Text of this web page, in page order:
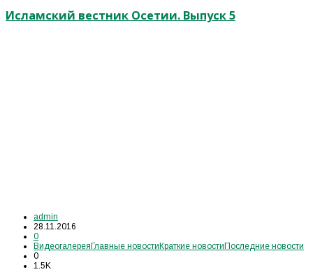
Исламский вестник Осетии. Выпуск 5
admin
28.11.2016
0
Видеогалерея Главные новости Краткие новости Последние новости
0
1.5K